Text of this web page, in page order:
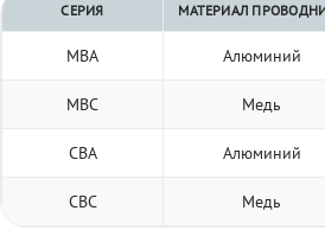
СЕРИЯ МАТЕРИАЛ
МВА Алюминий
МВС Медь
СВА Алюминий
СВС Медь